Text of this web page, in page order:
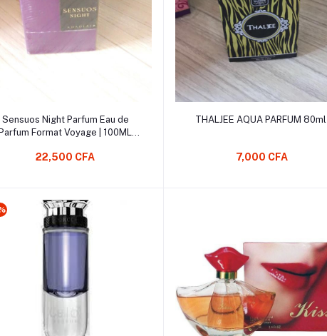
Ajouter au Panier
Sensuos Night Parfum Eau de
Format Voyage | 100ML
arabe | Parfum floral pour
22,500 CFA
Ajouter au Panier
THALJEE AQUA PARFUM 80ml
7,000 CFA